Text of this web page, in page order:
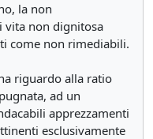
la non
vita non dignitosa
come non rimediabili.
riguardo alla ratio
ad un
apprezzamenti
esclusivamente